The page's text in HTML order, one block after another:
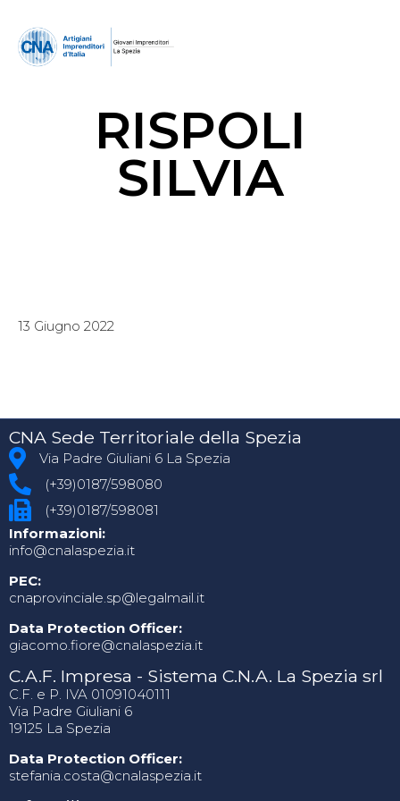
RISPOLI
SILVIA
13 Giugno 2022
CNA Sede Territoriale della Spezia
Via Padre Giuliani 6 La Spezia
(+39)0187/598080
(+39)0187/598081
Informazioni:
info@cnalaspezia.it
PEC:
cnaprovinciale.sp@legalmail.it
Data Protection Officer:
giacomo.fiore@cnalaspezia.it
C.A.F. Impresa - Sistema C.N.A. La Spezia srl
C.F. e P. IVA 01091040111
Via Padre Giuliani 6
19125 La Spezia
Data Protection Officer:
stefania.costa@cnalaspezia.it